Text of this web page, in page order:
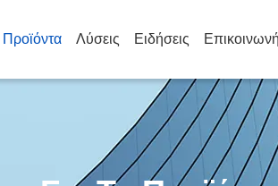
Προϊόντα Λύσεις Ειδήσεις